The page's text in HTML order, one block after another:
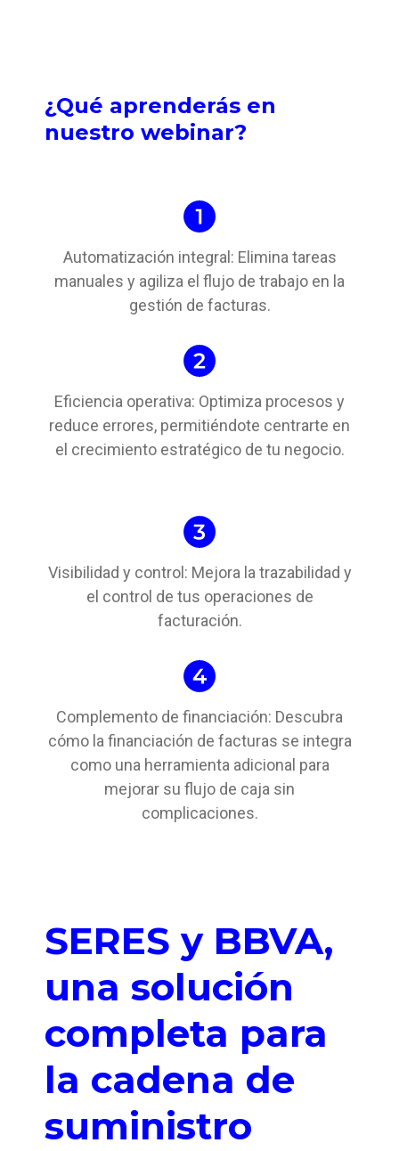
¿Qué aprenderás en
nuestro webinar?
Automatización integral: Elimina tareas
manuales y agiliza el flujo de trabajo en la
gestión de facturas.
Eficiencia operativa: Optimiza procesos y
reduce errores, permitiéndote centrarte en
el crecimiento estratégico de tu negocio.
Visibilidad y control: Mejora la trazabilidad y
el control de tus operaciones de
facturación.
Complemento de financiación: Descubra
cómo la financiación de facturas se integra
como una herramienta adicional para
mejorar su flujo de caja sin
complicaciones.
SERES y BBVA,
una solución
completa para
la cadena de
suministro